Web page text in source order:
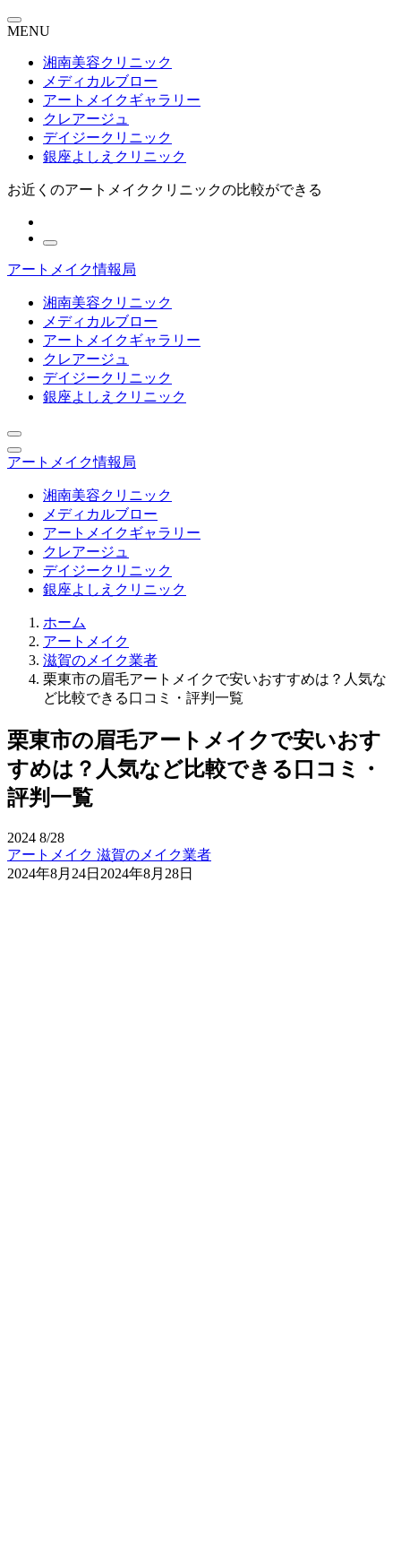
MENU
湘南美容クリニック
メディカルブロー
アートメイクギャラリー
クレアージュ
デイジークリニック
銀座よしえクリニック
お近くのアートメイククリニックの比較ができる
アートメイク情報局
湘南美容クリニック
メディカルブロー
アートメイクギャラリー
クレアージュ
デイジークリニック
銀座よしえクリニック
アートメイク情報局
湘南美容クリニック
メディカルブロー
アートメイクギャラリー
クレアージュ
デイジークリニック
銀座よしえクリニック
ホーム
アートメイク
滋賀のメイク業者
栗東市の眉毛アートメイクで安いおすすめは？人気な
ど比較できる口コミ・評判一覧
栗東市の眉毛アートメイクで安いおす
すめは？人気など比較できる口コミ・
評判一覧
2024 8/28
アートメイク 滋賀のメイク業者
2024年8月24日 2024年8月28日